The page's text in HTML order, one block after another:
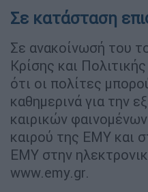
Σε κατάσταση
Σε ανακοίνωσή του
Κρίσης και
ότι οι πολίτες
καθημερινά για την
καιρικών
καιρού της ΕΜΥ και
ΕΜΥ στην
www.emy.gr.